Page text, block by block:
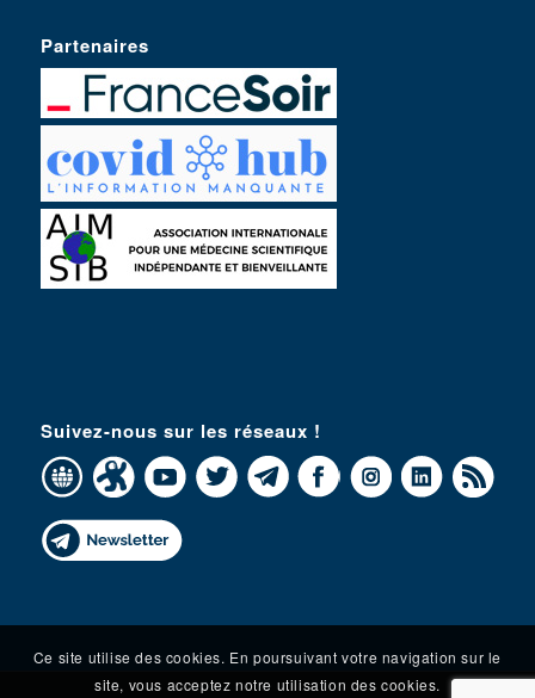
Partenaires
Suivez-nous sur les réseaux !
Ce site utilise des cookies. En poursuivant votre navigation sur le
site, vous acceptez notre utilisation des cookies.